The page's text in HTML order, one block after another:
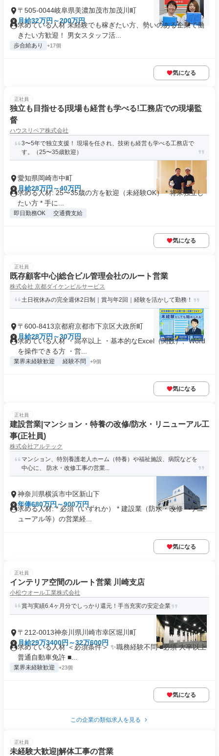
〒505-0044岐阜県美濃加茂市加茂川町
月給32万円～200万円
求めている人材 未経験でも稼ぎたい方、勢いのある企業で働
きたい方歓迎！ 男女スタッフ活...
歩合給あり +17個
気になる
正社員
独立も目指せる|現場も経営も学べる!工務店での現場監
督
ハウスリペア株式会社
3〜5年で独立支援！ 現場を任され、技術も経営も学べる工務店で
す。（25〜35歳歓迎）
愛知県岡崎市中町
月給28万円～40万円
求める人材: 25〜35歳の方を歓迎（未経験OK） * 将来独立し
たい方 * 手に...
即日勤務OK 交通費支給
気になる
正社員
既存顧客中心|総合ビル管理会社のルート営業
株式会社 京都ダイケンビルサービス
土日祝休みの完全週休2日制｜賞与年2回｜経験を活かして勤務！
〒600-8413京都府京都市下京区大政所町
月給28万円～30万円
求めている人材 ・高卒以上 ・基本的なExcel（関数）、Word
を操作できる方 ・営...
業界未経験歓迎 経験不問 +9個
気になる
正社員
建設営業|マンション・特養の改修/防水・リニューアル工
事(正社員)
株式会社アルテック
マンション、特別養護老人ホーム（特養）や福祉施設、病院などを
中心に、 防水・改修工事の営業...
神奈川県横浜市中区新山下
年俸680万円～900万円
求める人材: * 必須（いずれか） * 建設業（防水・改修・リニ
ューアル等）の営業経...
気になる
正社員
インテリア空間のルート営業 川崎支店
小松ウオール工業株式会社
賞与実績6.4ヶ月分でしっかり還元！手当充実の安定企業
〒212-0013神奈川県川崎市幸区堀川町
月給29万3400円～32万600円
求めている人材 ＜必須条件＞ ✨職務経験不問 ■必須 大卒以上
普通自動車免許 ■...
業界未経験歓迎 +23個
気になる
この企業の類似求人を見る
正社員
未経験大歓迎|解体工事の営業